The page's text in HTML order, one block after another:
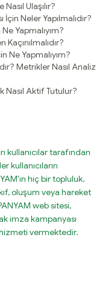
Ulaşılır?
İçin Neler Yapılmalıdır?
Yapmalıyım?
Ne Yapmalıyım?
Metrikler Nasıl Analiz
Nasıl Aktif Tutulur?
kullanıcılar tarafından
kullanıcıların
hiç bir topluluk,
oluşum veya hareket
web sitesi,
imza kampanyası
vermektedir.